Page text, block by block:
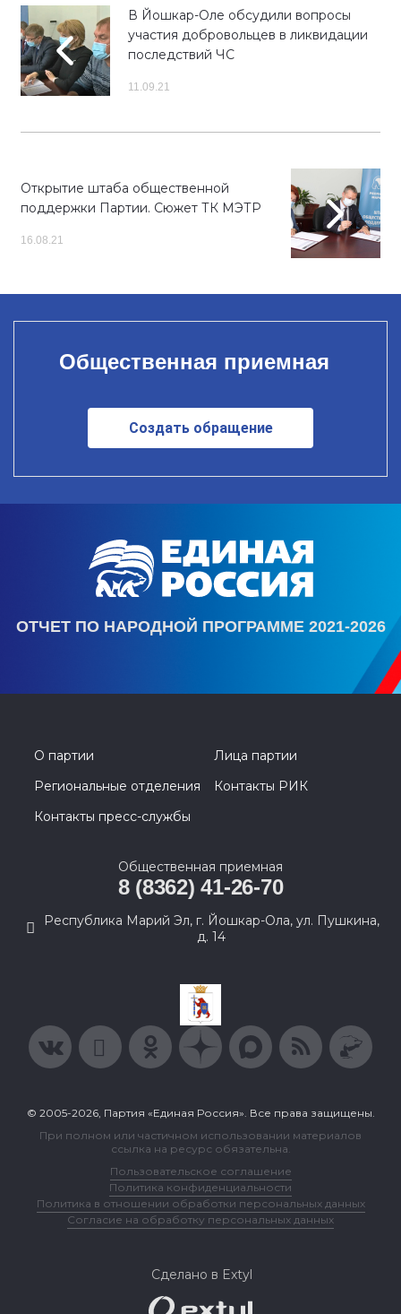
В Йошкар-Оле обсудили вопросы
участия добровольцев в ликвидации
последствий ЧС
11.09.21
Открытие штаба общественной
поддержки Партии. Сюжет ТК МЭТР
16.08.21
Общественная приемная
Создать обращение
ОТЧЕТ ПО НАРОДНОЙ ПРОГРАММЕ 2021-2026
О партии
Лица партии
Региональные отделения
Контакты РИК
Контакты пресс-службы
Общественная приемная
8 (8362) 41-26-70
Республика Марий Эл, г. Йошкар-Ола, ул. Пушкина,
д. 14
© 2005-2026, Партия «Единая Россия». Все права защищены.
При полном или частичном использовании материалов
ссылка на ресурс обязательна.
Пользовательское соглашение
Политика конфиденциальности
Политика в отношении обработки персональных данных
Согласие на обработку персональных данных
Сделано в Extyl